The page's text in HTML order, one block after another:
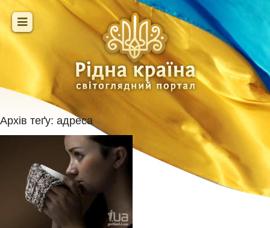
Архів теґу: адреса